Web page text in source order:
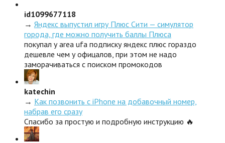
id1099677118
→ Яндекс выпустил игру Плюс Сити — симулятор
города, где можно получить баллы Плюса
покупал у area ufa подписку яндекс плюс гораздо
дешевле чем у офицалов, при этом не надо
заморачиваться с поиском промокодов
katechin
→ Как позвонить с iPhone на добавочный номер,
набрав его сразу
Спасибо за простую и подробную инструкцию 🔥